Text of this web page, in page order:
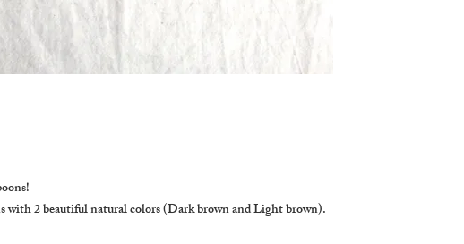
with 2 beautiful natural colors (Dark brown and Light brown).